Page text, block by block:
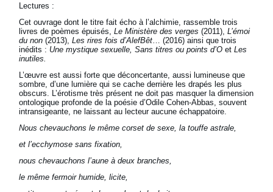
Lectures :
Cet ouvrage dont le titre fait écho à l’alchimie, rassemble trois
livres de poèmes épuisés,Le Ministère des verges (2011),L’émoi
du non (2013),Les rires fois d’AlefBêt… (2016) ainsi que trois
inédits : Une mystique sexuelle, Sans titres ou points d’O etLes
inutiles.
L’œuvre est aussi forte que déconcertante, aussi lumineuse que
sombre, d’une lumière qui se cache derrière les drapés les plus
obscurs. L’érotisme très présent ne doit pas masquer la dimension
ontologique profonde de la poésie d’Odile Cohen-Abbas, souvent
intransigeante, ne laissant au lecteur aucune échappatoire.
Nous chevauchons le même corset de sexe, la touffe astrale,
et l’ecchymose sans fixation,
nous chevauchons l’aune à deux branches,
le même fermoir humide, licite,